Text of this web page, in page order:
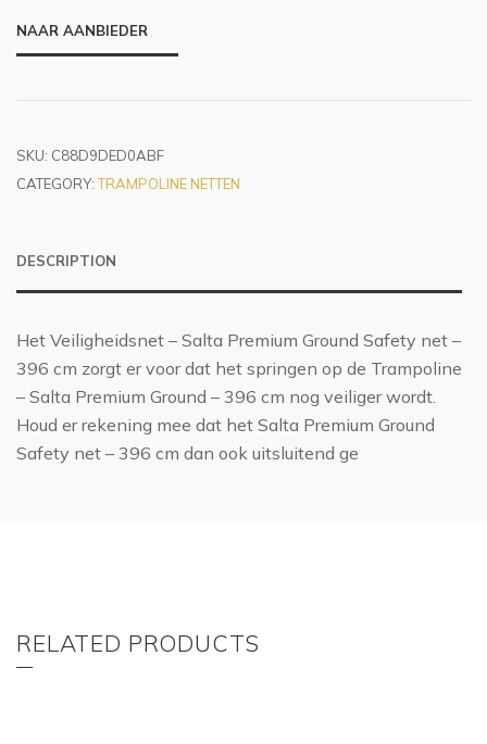
NAAR AANBIEDER
SKU: C88D9DED0ABF
CATEGORY:TRAMPOLINE NETTEN
DESCRIPTION
Het Veiligheidsnet – Salta Premium Ground Safety net –
396 cm zorgt er voor dat het springen op de Trampoline
– Salta Premium Ground – 396 cm nog veiliger wordt.
Houd er rekening mee dat het Salta Premium Ground
Safety net – 396 cm dan ook uitsluitend ge
RELATED PRODUCTS